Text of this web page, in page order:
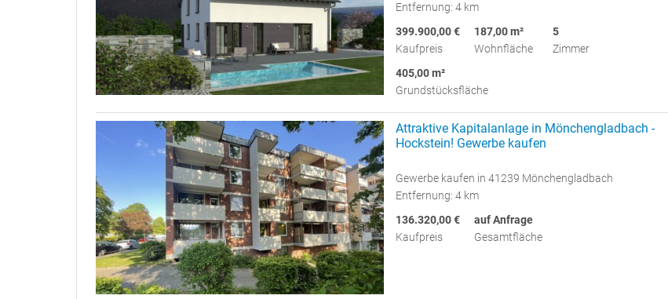
Entfernung: 4 km
399.900,00 €
Kaufpreis
187,00 m²
Wohnfläche
5
Zimmer
405,00 m²
Grundstücksfläche
Attraktive Kapitalanlage in Mönchengladbach -
Hockstein! Gewerbe kaufen
Gewerbe kaufen in 41239 Mönchengladbach
Entfernung: 4 km
136.320,00 €
Kaufpreis
auf Anfrage
Gesamtfläche